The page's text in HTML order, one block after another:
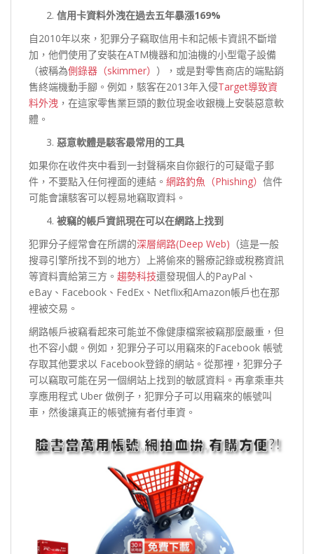
信用卡資料外洩在過去五年暴漲169%
自2010年以來，犯罪分子竊取信用卡和記帳卡資訊不斷增
加，他們使用了安裝在ATM機器和加油機的小型電子設備
（被稱為側錄器（skimmer） ），或是對零售商店的端點銷
售終端機動手腳。例如，駭客在2013年入侵Target導致資
料外洩 ，在這家零售業巨頭的數位現金收銀機上安裝惡意軟
體。
惡意軟體是駭客最常用的工具
如果你在收件夾中看到一封聲稱來自你銀行的可疑電子郵
件，不要點入任何裡面的連結。 網路釣魚（Phishing） 信件
可能會讓駭客可以輕易地竊取資料。
被竊的帳戶資訊現在可以在網路上找到
犯罪分子經常會在所謂的深層網路(Deep Web) （這是一般
搜尋引擎所找不到的地方）上將偷來的醫療記錄或稅務資訊
等資料賣給第三方。 趨勢科技還發現個人的PayPal、
eBay、Facebook、FedEx、Netflix和Amazon帳戶也在那
裡被交易。
網路帳戶被竊看起來可能並不像健康檔案被竊那麼嚴重，但
也不容小覷。例如，犯罪分子可以用竊來的Facebook 帳號
存取其他要求以 Facebook登錄的網站。從那裡，犯罪分子
可以竊取可能在另一個網站上找到的敏感資料。再拿乘車共
享應用程式 Uber 做例子，犯罪分子可以用竊來的帳號叫
車，然後讓真正的帳號擁有者付車資。